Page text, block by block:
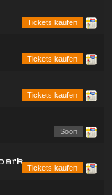
Tickets kaufen
Tickets kaufen
Tickets kaufen
Soon
Tickets kaufen